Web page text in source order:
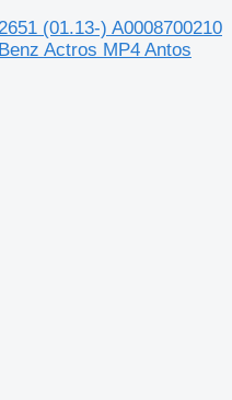
(01.13-) A0008700210
Actros MP4 Antos